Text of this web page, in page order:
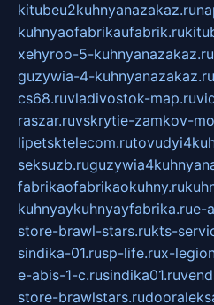
kitubeu2kuhnyanazakaz.ru
kuhnyaofabrikaufabrik.ru
xehyroo-5-kuhnyanazakaz.ru
guzywia-4-kuhnyanazakaz.ru
cs68.ruvladivostok-map.ru
raszar.ruvskrytie-zamkov-
lipetsktelecom.ru
seksuzb.ru
fabrikaofabrikaokuhny.ru
kuhnyaykuhnyayfabrika.rue-
store-brawl-stars.rukts-
sindika-01.rusp-life.rux-
e-abis-1-c.rusindika01.ru
store-brawlstars.ru